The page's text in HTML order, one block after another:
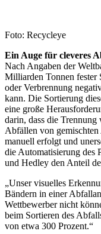
Foto: Recycleye
Ein Auge für cleveres
Nach Angaben der
Milliarden Tonnen fester
oder Verbrennung
kann. Die Sortierung
eine große
darin, dass die
Abfällen von
manuell erfolgt und
die Automatisierung
und Hedley den Anteil
„Unser visuelles
Bändern in einer
Wettbewerber nicht
beim Sortieren des
von etwa 300 Prozent.“